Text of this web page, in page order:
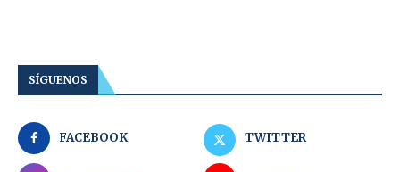
SÍGUENOS
FACEBOOK TWITTER